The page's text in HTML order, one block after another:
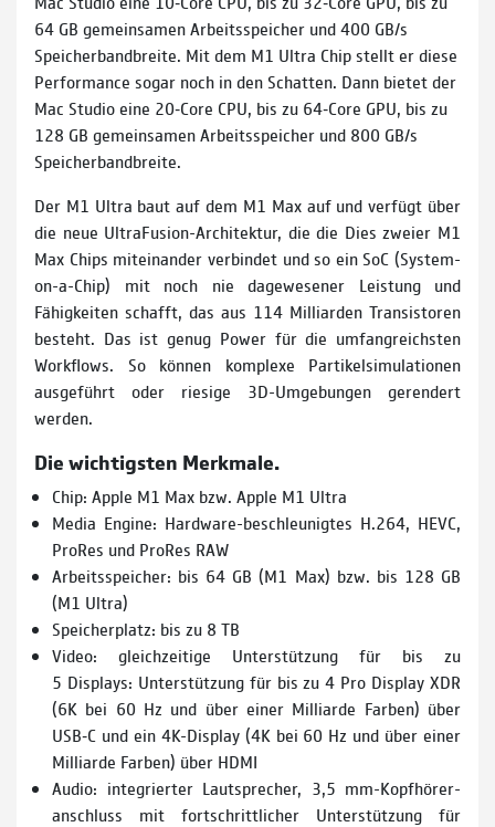
64 GB gemeinsamen Arbeits­speicher und 400 GB/s
Speicher­bandbreite. Mit dem M1 Ultra Chip stellt er diese
Performance sogar noch in den Schatten. Dann bietet der
Mac Studio eine 20‑Core CPU, bis zu 64‑Core GPU, bis zu
128 GB gemeinsamen Arbeits­speicher und 800 GB/s
Speicher­bandbreite.
Der M1 Ultra baut auf dem M1 Max auf und verfügt über
die neue UltraFusion-Architektur, die die Dies zweier M1
Max Chips miteinander verbindet und so ein SoC (System-
on-a-Chip) mit noch nie dagewesener Leistung und
Fähigkeiten schafft, das aus 114 Milliarden Transistoren
besteht. Das ist genug Power für die umfangreichsten
Workflows. So können komplexe Partikel­simulationen
ausgeführt oder riesige 3D-Umgebungen gerendert
werden.
Die wichtigsten Merkmale.
Chip: Apple M1 Max bzw. Apple M1 Ultra
Media Engine: Hardware-beschleunigtes H.264, HEVC,
ProRes und ProRes RAW
Arbeitsspeicher: bis 64 GB (M1 Max) bzw. bis 128 GB
(M1 Ultra)
Speicherplatz: bis zu 8 TB
Video: gleichzeitige Unterstützung für bis zu
5 Displays: Unterstützung für bis zu 4 Pro Display XDR
(6K bei 60 Hz und über einer Milliarde Farben) über
USB‑C und ein 4K-Display (4K bei 60 Hz und über einer
Milliarde Farben) über HDMI
Audio: integrierter Laut­sprecher, 3,5 mm-Kopfhörer­
anschluss mit fortschrittlicher Unterstützung für